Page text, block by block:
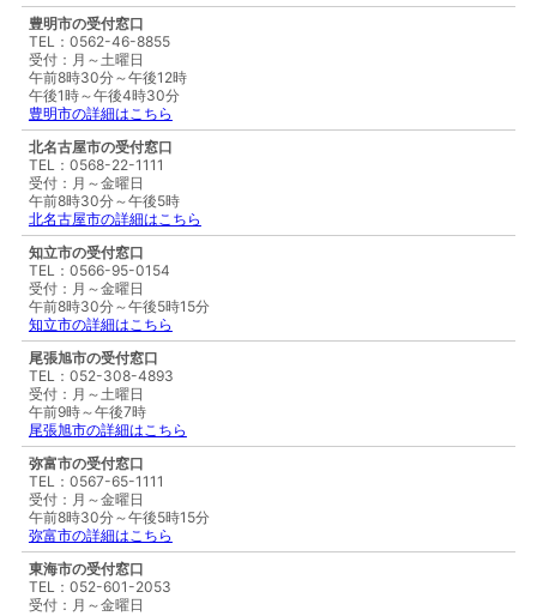
豊明市の受付窓口
TEL：0562-46-8855
受付：月～土曜日
午前8時30分～午後12時
午後1時～午後4時30分
豊明市の詳細はこちら
北名古屋市の受付窓口
TEL：0568-22-1111
受付：月～金曜日
午前8時30分～午後5時
北名古屋市の詳細はこちら
知立市の受付窓口
TEL：0566-95-0154
受付：月～金曜日
午前8時30分～午後5時15分
知立市の詳細はこちら
尾張旭市の受付窓口
TEL：052-308-4893
受付：月～土曜日
午前9時～午後7時
尾張旭市の詳細はこちら
弥富市の受付窓口
TEL：0567-65-1111
受付：月～金曜日
午前8時30分～午後5時15分
弥富市の詳細はこちら
東海市の受付窓口
TEL：052-601-2053
受付：月～金曜日